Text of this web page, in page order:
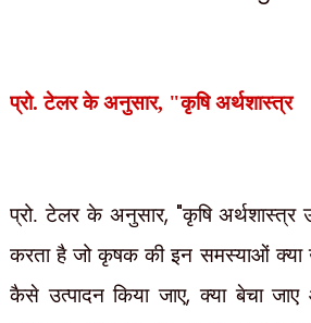
प्रो. टेलर के अनुसार, "कृषि अर्थशास्त्र
प्रो. टेलर के अनुसार, "कृषि अर्थशास्त्र
करता है जो कृषक की इन समस्याओं क्या
कैसे उत्पादन किया जाए,क्या बेचा